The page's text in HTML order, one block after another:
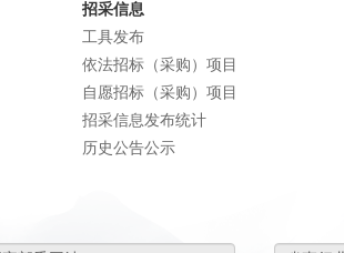
招采信息
工具发布
依法招标（采购）项目
自愿招标（采购）项目
招采信息发布统计
历史公告公示